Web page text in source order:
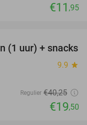
€11 ,95
52%
(1 uur) + snacks
9.9 star
Regulier €40,25
€19,50